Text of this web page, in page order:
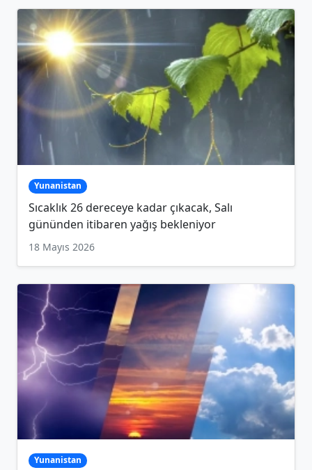
Yunanistan
Sıcaklık 26 dereceye kadar çıkacak, Salı
gününden itibaren yağış bekleniyor
18 Mayıs 2026
Yunanistan